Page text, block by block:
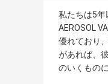
私たちは5年
AEROSOL
優れており
があれば、
のいくもの